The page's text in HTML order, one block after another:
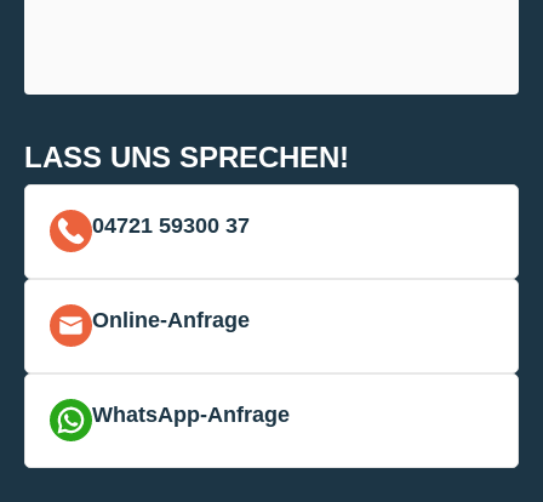
LASS UNS SPRECHEN!
04721 59300 37
Online-Anfrage
WhatsApp-Anfrage